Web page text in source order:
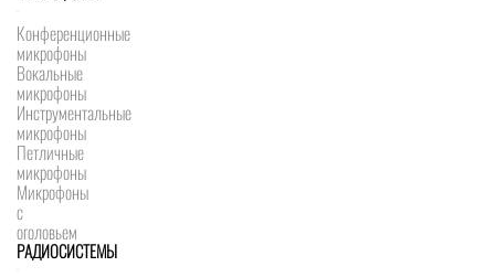
Конференционные
микрофоны
Вокальные
микрофоны
Инструментальные
микрофоны
Петличные
микрофоны
Микрофоны
с
оголовьем
РАДИОСИСТЕМЫ